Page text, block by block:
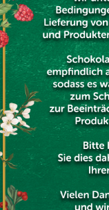
DAS KÖNNTE